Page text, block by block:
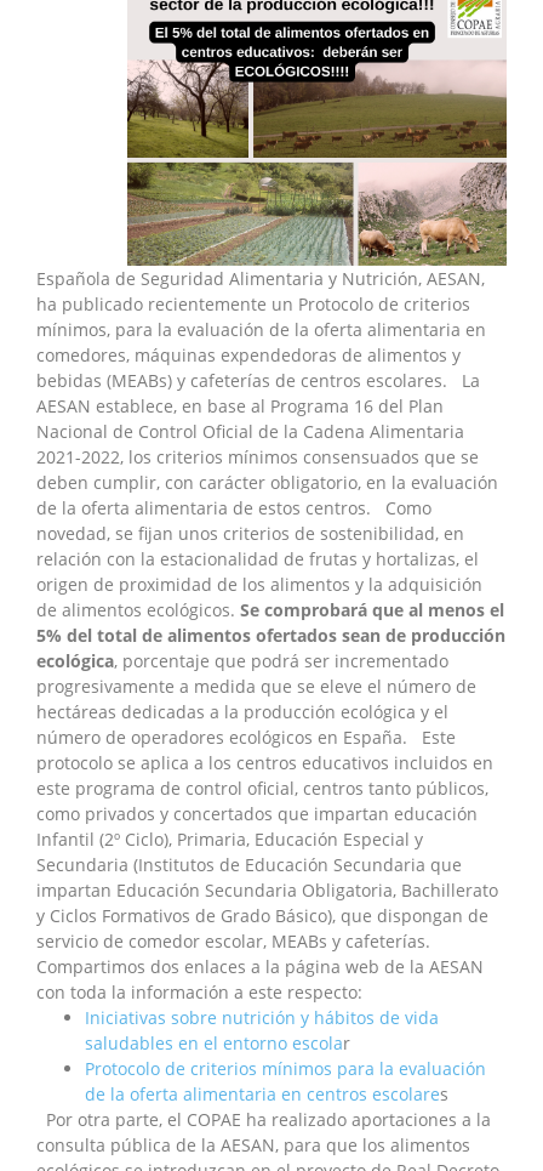
Española de Seguridad Alimentaria y Nutrición, AESAN,
ha publicado recientemente un Protocolo de criterios
mínimos, para la evaluación de la oferta alimentaria en
comedores, máquinas expendedoras de alimentos y
bebidas (MEABs) y cafeterías de centros escolares. La
AESAN establece, en base al Programa 16 del Plan
Nacional de Control Oficial de la Cadena Alimentaria
2021-2022, los criterios mínimos consensuados que se
deben cumplir, con carácter obligatorio, en la evaluación
de la oferta alimentaria de estos centros. Como
novedad, se fijan unos criterios de sostenibilidad, en
relación con la estacionalidad de frutas y hortalizas, el
origen de proximidad de los alimentos y la adquisición
de alimentos ecológicos. Se comprobará que al menos el
5% del total de alimentos ofertados sean de producción
ecológica, porcentaje que podrá ser incrementado
progresivamente a medida que se eleve el número de
hectáreas dedicadas a la producción ecológica y el
número de operadores ecológicos en España. Este
protocolo se aplica a los centros educativos incluidos en
este programa de control oficial, centros tanto públicos,
como privados y concertados que impartan educación
Infantil (2º Ciclo), Primaria, Educación Especial y
Secundaria (Institutos de Educación Secundaria que
impartan Educación Secundaria Obligatoria, Bachillerato
y Ciclos Formativos de Grado Básico), que dispongan de
servicio de comedor escolar, MEABs y cafeterías.
Compartimos dos enlaces a la página web de la AESAN
con toda la información a este respecto:
Iniciativas sobre nutrición y hábitos de vida
saludables en el entorno escolar
Protocolo de criterios mínimos para la evaluación
de la oferta alimentaria en centros escolares
Por otra parte, el COPAE ha realizado aportaciones a la
consulta pública de la AESAN, para que los alimentos